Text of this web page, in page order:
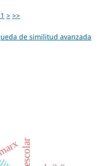
> >>
de similitud avanzada